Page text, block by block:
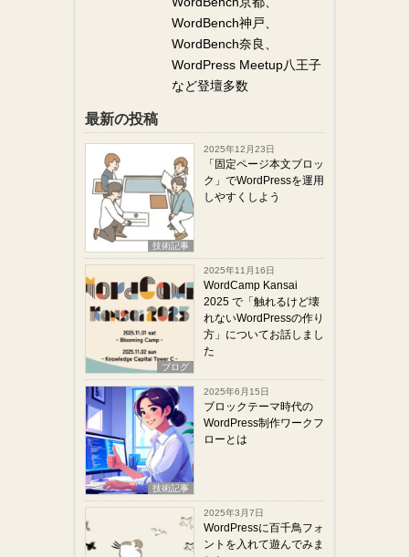
WordBench神戸、
WordBench奈良、
WordPress Meetup八王子
など登壇多数
最新の投稿
技術記事
2025年12月23日
「固定ページ本文ブロッ
ク」でWordPressを運用
しやすくしよう
ブログ
2025年11月16日
WordCamp Kansai
2025 で「触れるけど壊
れないWordPressの作り
方」についてお話しまし
た
技術記事
2025年6月15日
ブロックテーマ時代の
WordPress制作ワークフ
ローとは
2025年3月7日
WordPressに百千鳥フォ
ントを入れて遊んでみま